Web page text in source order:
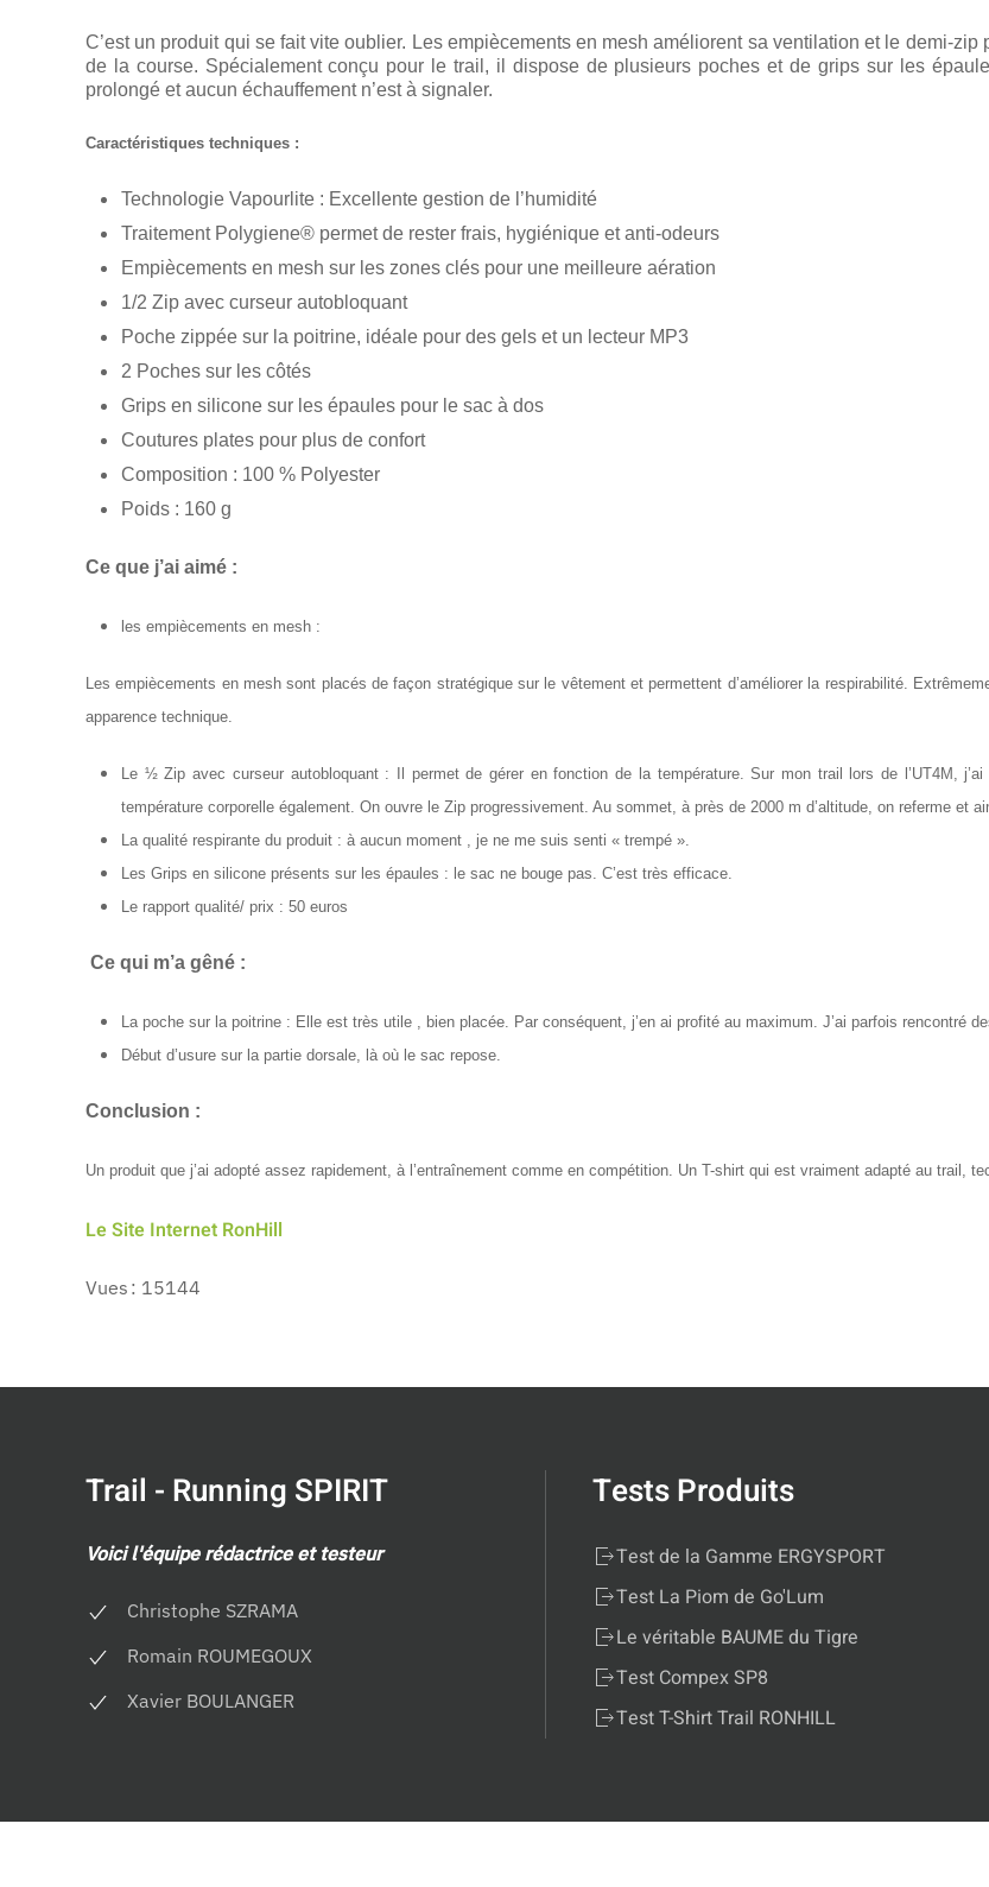
C’est un produit qui se fait vite oublier. Les empiècements en mesh améliorent sa ventilation et le demi-
de la course. Spécialement conçu pour le trail, il dispose de plusieurs poches et de grips sur les
prolongé et aucun échauffement n’est à signaler.
Caractéristiques techniques :
Technologie Vapourlite : Excellente gestion de l’humidité
Traitement Polygiene® permet de rester frais, hygiénique et anti-odeurs
Empiècements en mesh sur les zones clés pour une meilleure aération
1/2 Zip avec curseur autobloquant
Poche zippée sur la poitrine, idéale pour des gels et un lecteur MP3
2 Poches sur les côtés
Grips en silicone sur les épaules pour le sac à dos
Coutures plates pour plus de confort
Composition : 100 % Polyester
Poids : 160 g
Ce que j’ai aimé :
les empiècements en mesh :
Les empiècements en mesh sont placés de façon stratégique sur le vêtement et permettent d’améliorer la respirabilité.
apparence technique.
Le ½ Zip avec curseur autobloquant : Il permet de gérer en fonction de la température. Sur mon trail lors de l’UT4M,
température corporelle également. On ouvre le Zip progressivement. Au sommet, à près de 2000 m d’altitude, on referme et
La qualité respirante du produit : à aucun moment , je ne me suis senti « trempé ».
Les Grips en silicone présents sur les épaules : le sac ne bouge pas. C’est très efficace.
Le rapport qualité/ prix : 50 euros
Ce qui m’a gêné :
La poche sur la poitrine : Elle est très utile , bien placée. Par conséquent, j’en ai profité au maximum. J’ai parfois rencontré
Début d’usure sur la partie dorsale, là où le sac repose.
Conclusion :
Un produit que j’ai adopté assez rapidement, à l’entraînement comme en compétition. Un T-shirt qui est vraiment adapté au trail,
Le Site Internet RonHill
Vues : 15144
Trail - Running SPIRIT
Voici l'équipe rédactrice et testeur
Christophe SZRAMA
Romain ROUMEGOUX
Xavier BOULANGER
Tests Produits
Test de la Gamme ERGYSPORT
Test La Piom de Go'Lum
Le véritable BAUME du Tigre
Test Compex SP8
Test T-Shirt Trail RONHILL